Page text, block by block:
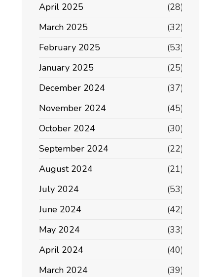
April 2025
(28)
March 2025
(32)
February 2025
(53)
January 2025
(25)
December 2024
(37)
November 2024
(45)
October 2024
(30)
September 2024
(22)
August 2024
(21)
July 2024
(53)
June 2024
(42)
May 2024
(33)
April 2024
(40)
March 2024
(39)